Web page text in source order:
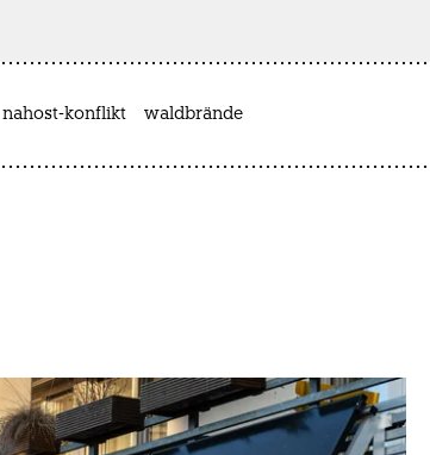
nahost-konflikt waldbrände